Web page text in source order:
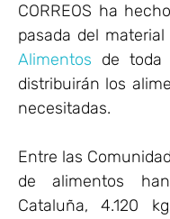
CORREOS ha
pasada del
Alimentos de toda
distribuirán los
necesitadas.
Entre las
de alimentos
Cataluña, 4.120